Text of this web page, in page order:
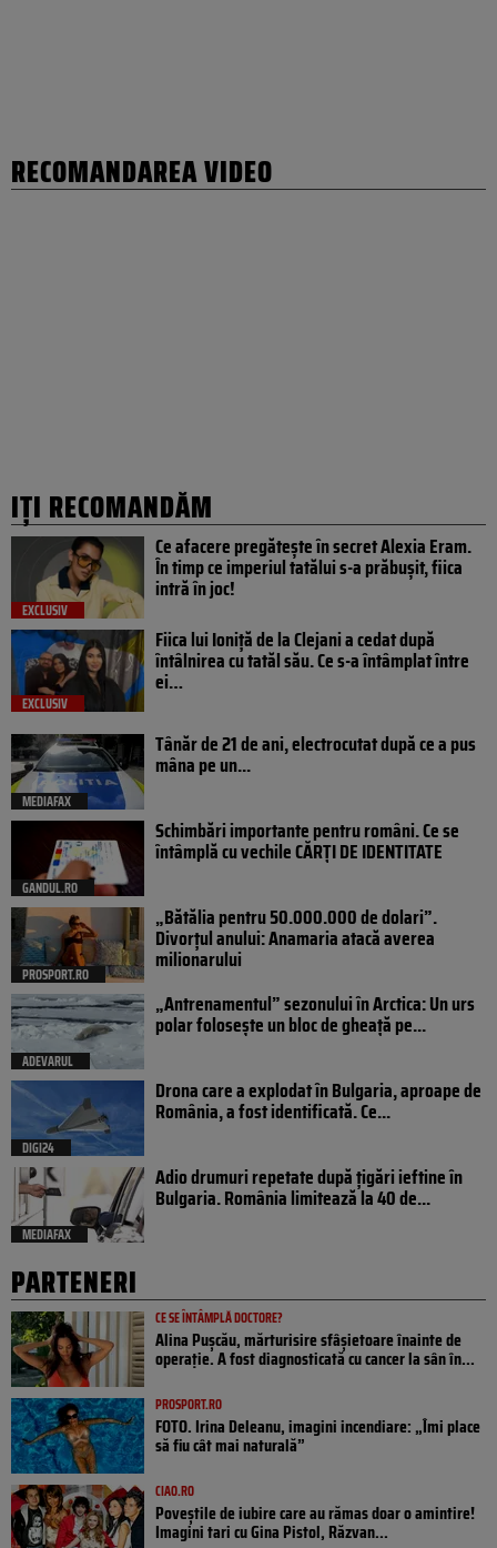
RECOMANDAREA VIDEO
IȚI RECOMANDĂM
EXCLUSIV
Ce afacere pregătește în secret Alexia Eram.
În timp ce imperiul tatălui s-a prăbușit, fiica
intră în joc!
EXCLUSIV
Fiica lui Ioniță de la Clejani a cedat după
întâlnirea cu tatăl său. Ce s-a întâmplat între
ei…
MEDIAFAX
Tânăr de 21 de ani, electrocutat după ce a pus
mâna pe un...
GANDUL.RO
Schimbări importante pentru români. Ce se
întâmplă cu vechile CĂRȚI DE IDENTITATE
PROSPORT.RO
„Bătălia pentru 50.000.000 de dolari”.
Divorțul anului: Anamaria atacă averea
milionarului
ADEVARUL
„Antrenamentul” sezonului în Arctica: Un urs
polar folosește un bloc de gheață pe...
DIGI24
Drona care a explodat în Bulgaria, aproape de
România, a fost identificată. Ce...
MEDIAFAX
Adio drumuri repetate după țigări ieftine în
Bulgaria. România limitează la 40 de...
PARTENERI
CE SE ÎNTÂMPLĂ DOCTORE?
Alina Pușcău, mărturisire sfâșietoare înainte de
operație. A fost diagnosticată cu cancer la sân în...
PROSPORT.RO
FOTO. Irina Deleanu, imagini incendiare: „Îmi place
să fiu cât mai naturală”
CIAO.RO
Poveştile de iubire care au rămas doar o amintire!
Imagini tari cu Gina Pistol, Răzvan...